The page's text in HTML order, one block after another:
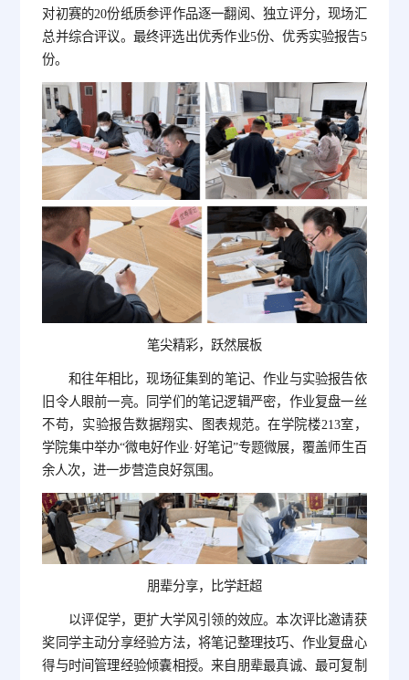
对初赛的20份纸质参评作品逐一翻阅、独立评分，现场汇
总并综合评议。最终评选出优秀作业5份、优秀实验报告5
份。
笔尖精彩，跃然展板
和往年相比，现场征集到的笔记、作业与实验报告依
旧令人眼前一亮。同学们的笔记逻辑严密，作业复盘一丝
不苟，实验报告数据翔实、图表规范。在学院楼213室，
学院集中举办“微电好作业·好笔记”专题微展，覆盖师生百
余人次，进一步营造良好氛围。
朋辈分享，比学赶超
以评促学，更扩大学风引领的效应。本次评比邀请获
奖同学主动分享经验方法，将笔记整理技巧、作业复盘心
得与时间管理经验倾囊相授。来自朋辈最真诚、最可复制